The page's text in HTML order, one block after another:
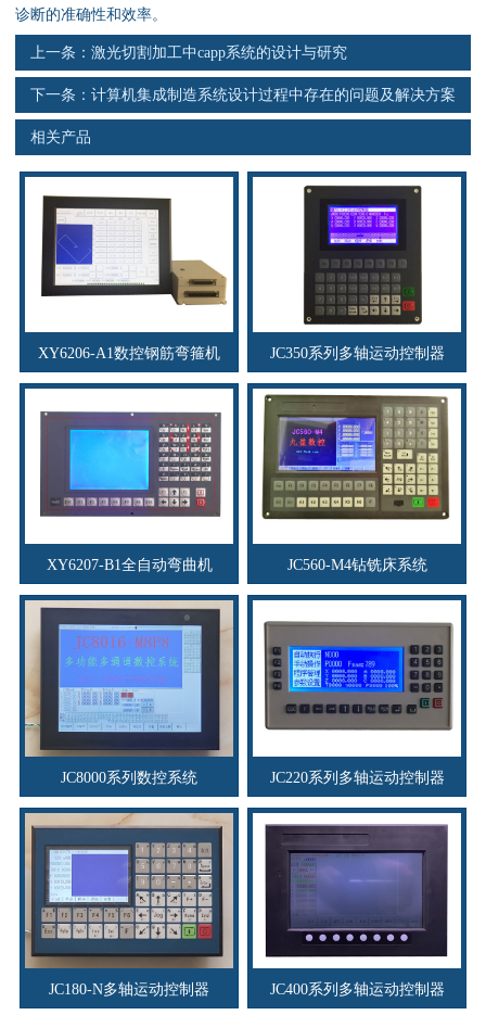
诊断的准确性和效率。
上一条： 激光切割加工中capp系统的设计与研究
下一条： 计算机集成制造系统设计过程中存在的问题及解决方案
相关产品
XY6206-A1数控钢筋弯箍机 JC350系列多轴运动控制器
XY6207-B1全自动弯曲机 JC560-M4钻铣床系统
JC8000系列数控系统 JC220系列多轴运动控制器
JC180-N多轴运动控制器 JC400系列多轴运动控制器